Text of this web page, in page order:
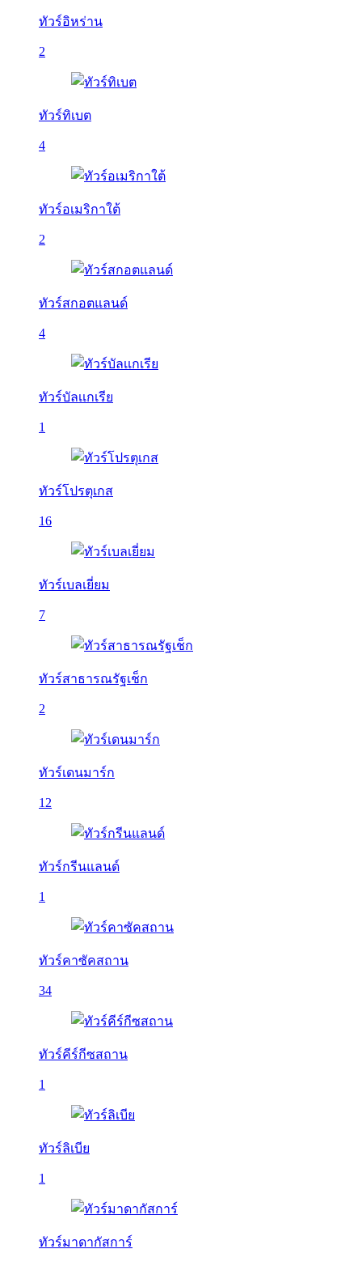
ทัวร์อิหร่าน
2
ทัวร์ทิเบต
4
ทัวร์อเมริกาใต้
2
ทัวร์สกอตแลนด์
4
ทัวร์บัลเเกเรีย
1
ทัวร์โปรตุเกส
16
ทัวร์เบลเยี่ยม
7
ทัวร์สาธารณรัฐเช็ก
2
ทัวร์เดนมาร์ก
12
ทัวร์กรีนแลนด์
1
ทัวร์คาซัคสถาน
34
ทัวร์คีร์กีซสถาน
1
ทัวร์ลิเบีย
1
ทัวร์มาดากัสการ์